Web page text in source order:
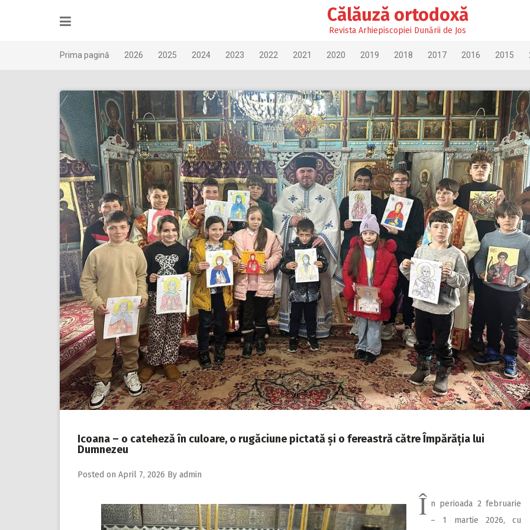
Călăuză ortodoxă
Revista Arhiepiscopiei Dunării de Jos
Prima pagină 2026 2025 2024 2023 2022 2021 2020 2019 2018 2017 2016 2015
Icoana – o cateheză în culoare, o rugăciune pictată și o fereastră către Împărăția lui
Dumnezeu
Posted on April 7, 2026 By admin
Î n perioada 2 februarie
– 1 martie 2026, cu